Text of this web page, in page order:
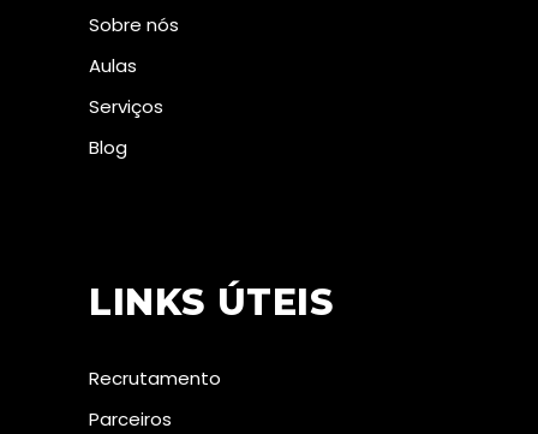
Sobre nós
Aulas
Serviços
Blog
LINKS ÚTEIS
Recrutamento
Parceiros